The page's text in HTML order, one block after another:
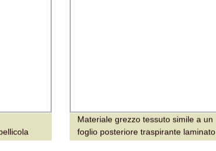
Materiale grezzo tessuto simile a un
foglio posteriore traspirante laminato
in PE e film simile a un tessuto per